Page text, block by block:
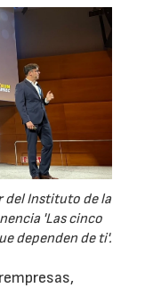
del Instituto de la
'Las cinco
dependen de ti'.